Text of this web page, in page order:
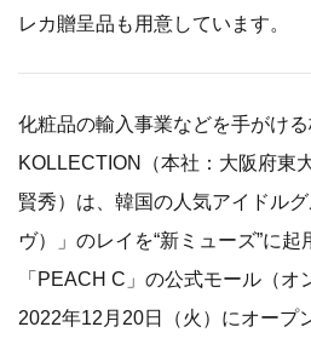
レカ贈呈品も用意しています。
化粧品の輸入事業などを手がけ
KOLLECTION（本社：大阪府東
賢秀）は、韓国の人気アイドル
ヴ）」のレイを“新ミューズ”に
「PEACH C」の公式モール（オ
2022年12月20日（火）にオープ